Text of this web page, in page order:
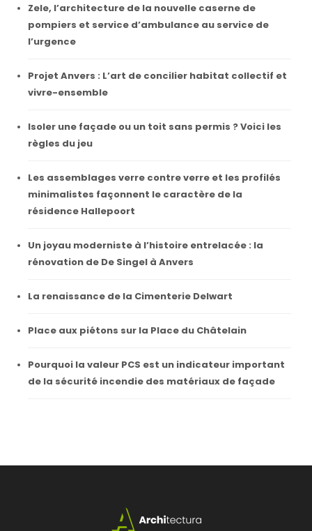
Zele, l’architecture de la nouvelle caserne de
pompiers et service d’ambulance au service de
l’urgence
Projet Anvers : L’art de concilier habitat collectif et
vivre-ensemble
Isoler une façade ou un toit sans permis ? Voici les
règles du jeu
Les assemblages verre contre verre et les profilés
minimalistes façonnent le caractère de la
résidence Hallepoort
Un joyau moderniste à l’histoire entrelacée : la
rénovation de De Singel à Anvers
La renaissance de la Cimenterie Delwart
Place aux piétons sur la Place du Châtelain
Pourquoi la valeur PCS est un indicateur important
de la sécurité incendie des matériaux de façade